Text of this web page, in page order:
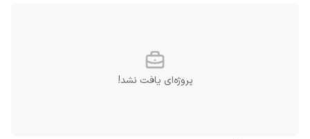
پروژه‌ای یافت نشد!